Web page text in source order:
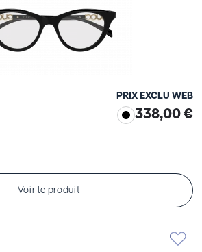
PRIX EXCLU WEB
338,00 €
Voir le produit